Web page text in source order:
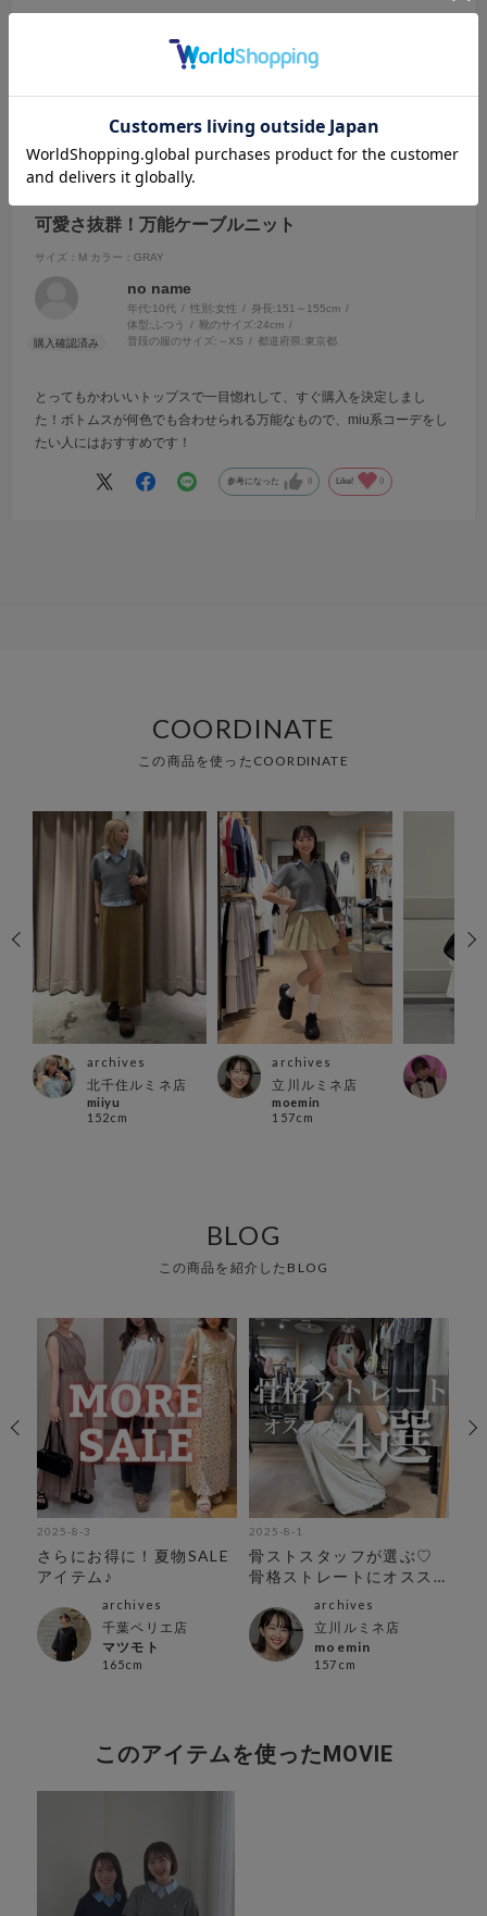
めっちゃかわいいし買ってよかった！！
可愛さ抜群！万能ケーブルニット
サイズ：M カラー：GRAY
no name
年代:10代 性別:女性 身長:151～155cm
体型: ふつう 靴のサイズ:24cm
普段の服のサイズ: ～XS 都道府県:東京都
とってもかわいいトップスで一目惚れして、すぐ購入を決定しまし
た！ボトムスが何色でも合わせられる万能なもので、miu系コーデをし
たい人にはおすすめです！
参考になった 0 Like! 0
COORDINATE
この商品を使ったCOORDINATE
archives
北千住ルミネ店
miiyu
152cm
archives
立川ルミネ店
moemin
157cm
BLOG
この商品を紹介したBLOG
2025-8-3
さらにお得に！夏物SALE
アイテム♪
archives
千葉ペリエ店
マツモト
165cm
2025-8-1
骨ストスタッフが選ぶ♡
骨格ストレートにオスス
archives
立川ルミネ店
moemin
157cm
このアイテムを使ったMOVIE